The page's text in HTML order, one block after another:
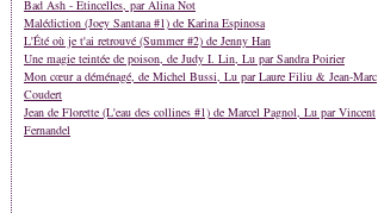
Bad Ash - Etincelles, par Alina Not
Malédiction (Joey Santana #1) de Karina Espinosa
L'Été où je t'ai retrouvé (Summer #2) de Jenny Han
Une magie teintée de poison, de Judy I. Lin, Lu par Sandra Poirier
Mon cœur a déménagé, de Michel Bussi, Lu par Laure Filiu & Jean-Marc
Coudert
Jean de Florette (L'eau des collines #1) de Marcel Pagnol, Lu par Vincent
Fernandel